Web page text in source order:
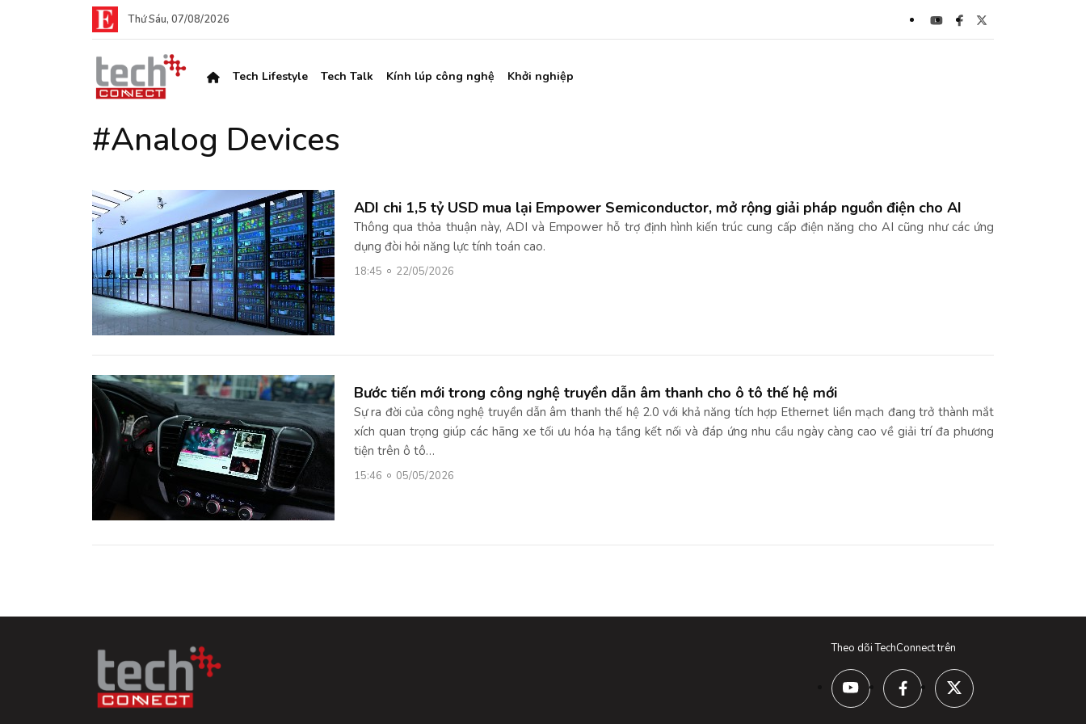
Thứ Sáu, 07/08/2026
Tech Lifestyle Tech Talk Kính lúp công nghệ Khởi nghiệp
#Analog Devices
ADI chi 1,5 tỷ USD mua lại Empower Semiconductor, mở rộng giải pháp nguồn điện cho AI
Thông qua thỏa thuận này, ADI và Empower hỗ trợ định hình kiến trúc cung cấp điện năng cho AI cũng như các ứng
dụng đòi hỏi năng lực tính toán cao.
18:45 22/05/2026
Bước tiến mới trong công nghệ truyền dẫn âm thanh cho ô tô thế hệ mới
Sự ra đời của công nghệ truyền dẫn âm thanh thế hệ 2.0 với khả năng tích hợp Ethernet liền mạch đang trở thành mắt
xích quan trọng giúp các hãng xe tối ưu hóa hạ tầng kết nối và đáp ứng nhu cầu ngày càng cao về giải trí đa phương
tiện trên ô tô…
15:46 05/05/2026
Theo dõi TechConnect trên